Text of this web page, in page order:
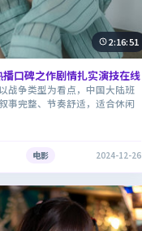
2:16:51
口碑之作剧情扎实演技在线
战争类型为看点，中国大陆班
事完整、节奏舒适，适合休闲
电影 2024-12-26